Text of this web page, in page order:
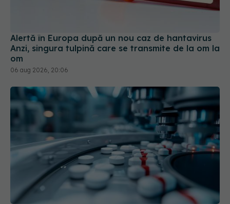
Alertă în Europa după un nou caz de hantavirus
Anzi, singura tulpină care se transmite de la om la
om
06 aug 2026, 20:06